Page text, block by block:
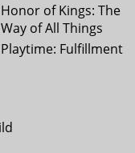
Honor of Kings: The
Way of All Things
Playtime: Fulfillment